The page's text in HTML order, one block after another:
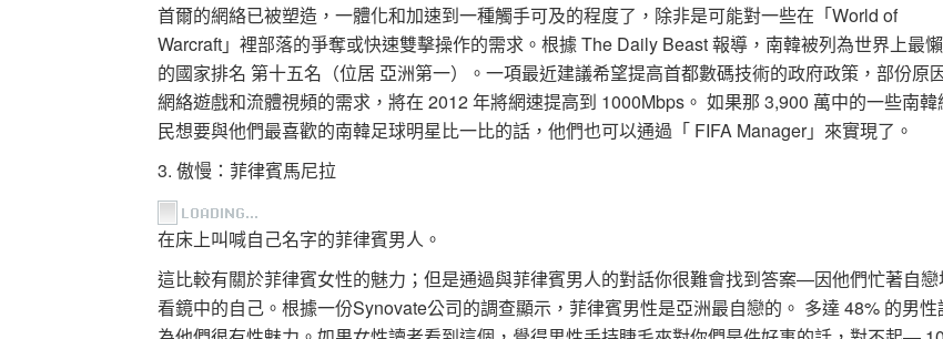
首爾的網絡已被塑造，一體化和加速到一種觸手可及的程度了，除非是可能對一些在「World of
Warcraft」裡部落的爭奪或快速雙擊操作的需求。根據 The Daily Beast 報導，南韓被列為世界上最
的國家排名 第十五名（位居 亞洲第一）。一項最近建議希望提高首都數碼技術的政府政策，部份原
網絡遊戲和流體視頻的需求，將在 2012 年將網速提高到 1000Mbps。 如果那 3,900 萬中的一些南韓
民想要與他們最喜歡的南韓足球明星比一比的話，他們也可以通過「 FIFA Manager」來實現了。
3. 傲慢：菲律賓馬尼拉
在床上叫喊自己名字的菲律賓男人。
這比較有關於菲律賓女性的魅力；但是通過與菲律賓男人的對話你很難會找到答案—因他們忙著自戀
看鏡中的自己。根據一份Synovate公司的調查顯示，菲律賓男性是亞洲最自戀的。 多達 48% 的男性